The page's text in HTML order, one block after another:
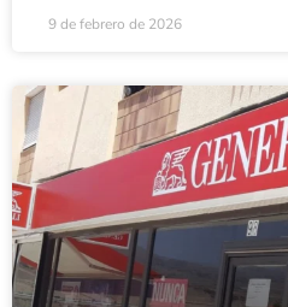
9 de febrero de 2026